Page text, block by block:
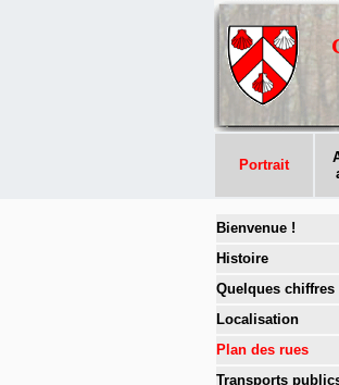
Portrait
Bienvenue !
Histoire
Quelques chiffres
Localisation
Plan des rues
Transports